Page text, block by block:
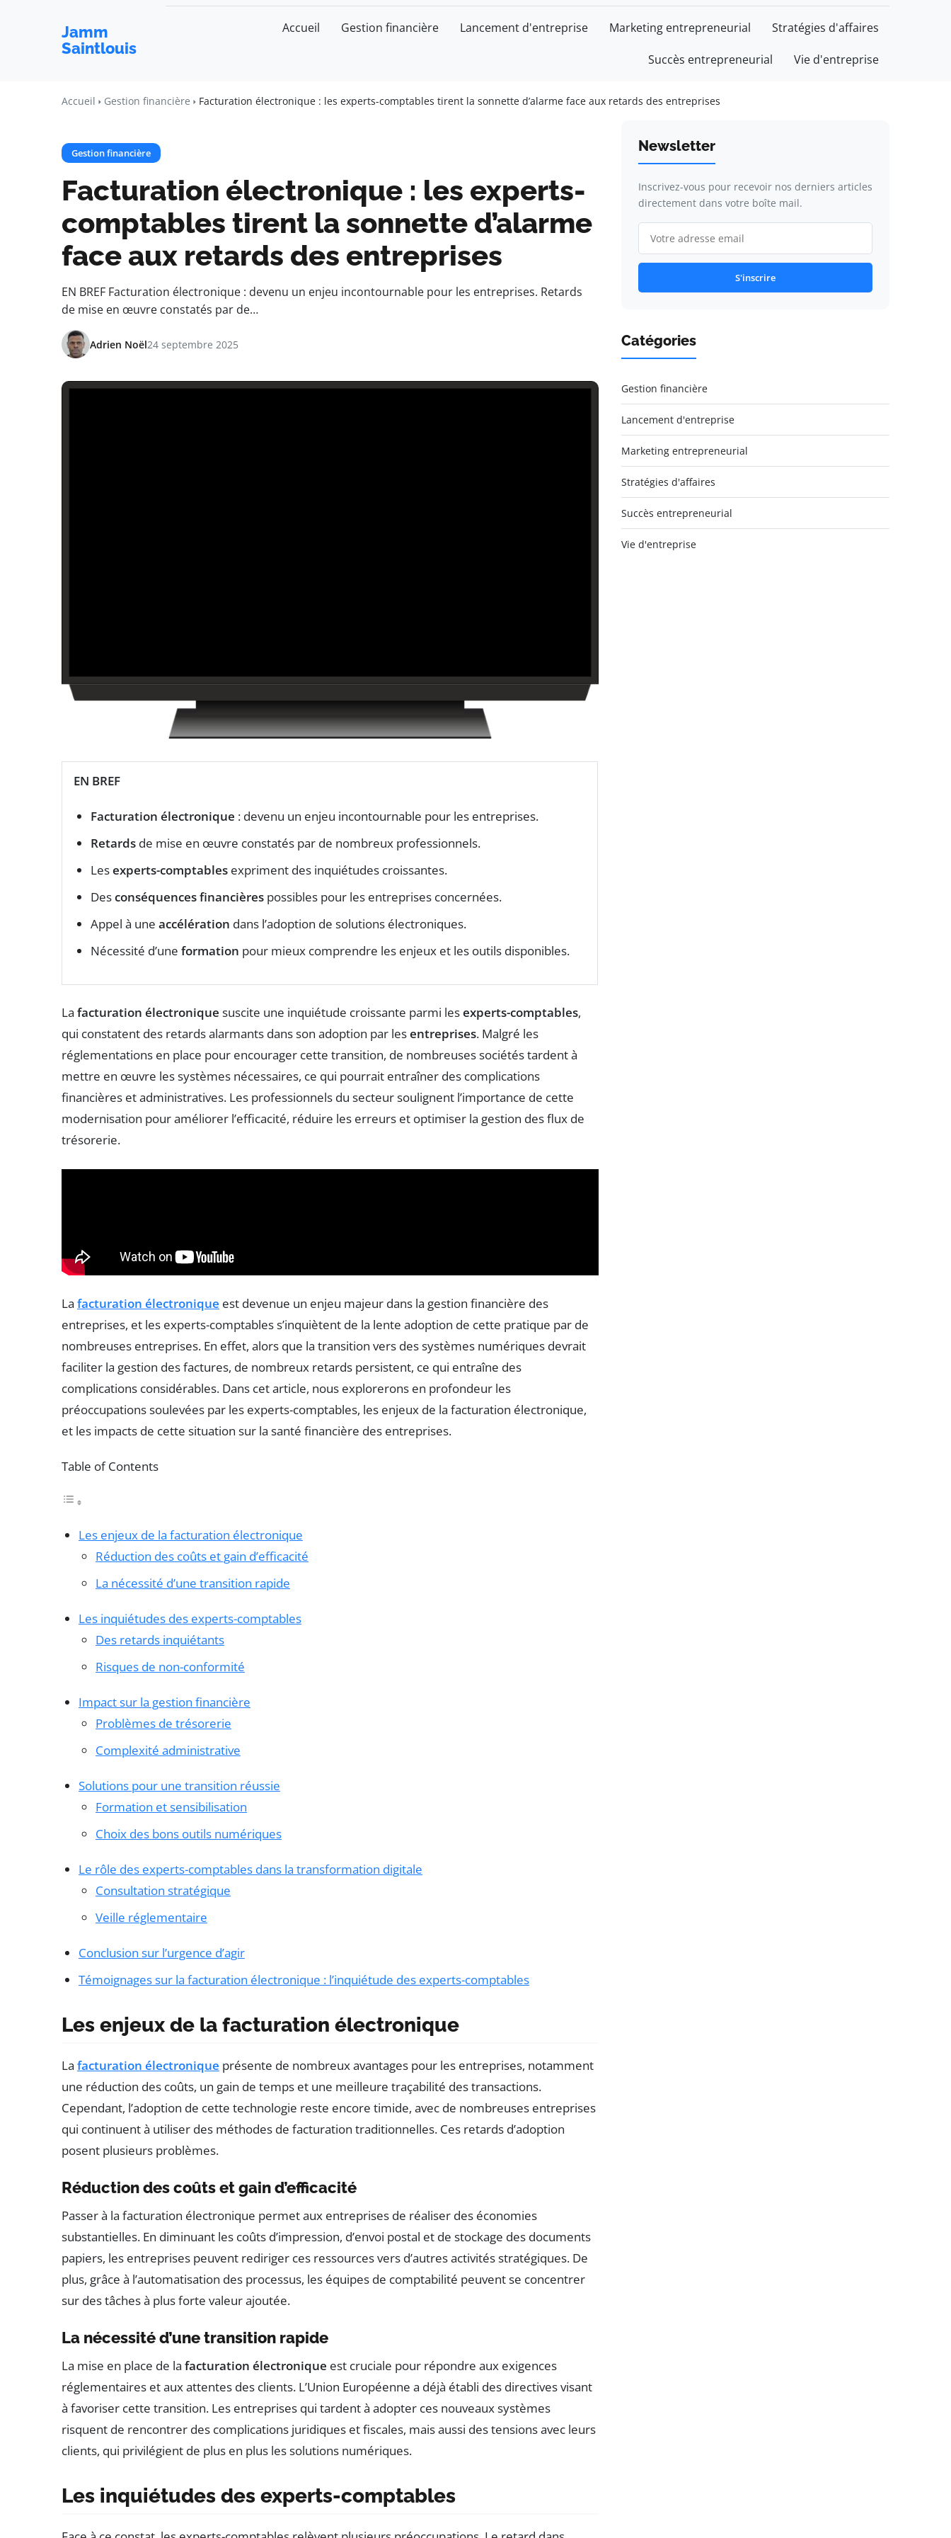
Jamm
Saintlouis
Accueil Gestion financière Lancement d'entreprise Marketing entrepreneurial Stratégies d'affaires
Succès entrepreneurial Vie d'entreprise
Accueil Gestion financière Facturation électronique : les experts-comptables tirent la sonnette d’alarme face aux retards des entreprises
Gestion financière
Facturation électronique : les experts-
comptables tirent la sonnette d’alarme
face aux retards des entreprises
EN BREF Facturation électronique : devenu un enjeu incontournable pour les entreprises. Retards
de mise en œuvre constatés par de…
Adrien Noël24 septembre 2025
EN BREF
Facturation électronique : devenu un enjeu incontournable pour les entreprises.
Retards de mise en œuvre constatés par de nombreux professionnels.
Lesexperts-comptables expriment des inquiétudes croissantes.
Desconséquences financières possibles pour les entreprises concernées.
Appel à une accélération dans l’adoption de solutions électroniques.
Nécessité d’une formation pour mieux comprendre les enjeux et les outils disponibles.
La facturation électronique suscite une inquiétude croissante parmi lesexperts-comptables,
qui constatent des retards alarmants dans son adoption par lesentreprises. Malgré les
réglementations en place pour encourager cette transition, de nombreuses sociétés tardent à
mettre en œuvre les systèmes nécessaires, ce qui pourrait entraîner des complications
financières et administratives. Les professionnels du secteur soulignent l’importance de cette
modernisation pour améliorer l’efficacité, réduire les erreurs et optimiser la gestion des flux de
trésorerie.
La facturation électronique est devenue un enjeu majeur dans la gestion financière des
entreprises, et les experts-comptables s’inquiètent de la lente adoption de cette pratique par de
nombreuses entreprises. En effet, alors que la transition vers des systèmes numériques devrait
faciliter la gestion des factures, de nombreux retards persistent, ce qui entraîne des
complications considérables. Dans cet article, nous explorerons en profondeur les
préoccupations soulevées par les experts-comptables, les enjeux de la facturation électronique,
et les impacts de cette situation sur la santé financière des entreprises.
Table of Contents
Les enjeux de la facturation électronique
Réduction des coûts et gain d’efficacité
La nécessité d’une transition rapide
Les inquiétudes des experts-comptables
Des retards inquiétants
Risques de non-conformité
Impact sur la gestion financière
Problèmes de trésorerie
Complexité administrative
Solutions pour une transition réussie
Formation et sensibilisation
Choix des bons outils numériques
Le rôle des experts-comptables dans la transformation digitale
Consultation stratégique
Veille réglementaire
Conclusion sur l’urgence d’agir
Témoignages sur la facturation électronique : l’inquiétude des experts-comptables
Les enjeux de la facturation électronique
La facturation électronique présente de nombreux avantages pour les entreprises, notamment
une réduction des coûts, un gain de temps et une meilleure traçabilité des transactions.
Cependant, l’adoption de cette technologie reste encore timide, avec de nombreuses entreprises
qui continuent à utiliser des méthodes de facturation traditionnelles. Ces retards d’adoption
posent plusieurs problèmes.
Réduction des coûts et gain d’efficacité
Passer à la facturation électronique permet aux entreprises de réaliser des économies
substantielles. En diminuant les coûts d’impression, d’envoi postal et de stockage des documents
papiers, les entreprises peuvent rediriger ces ressources vers d’autres activités stratégiques. De
plus, grâce à l’automatisation des processus, les équipes de comptabilité peuvent se concentrer
sur des tâches à plus forte valeur ajoutée.
La nécessité d’une transition rapide
La mise en place de la facturation électronique est cruciale pour répondre aux exigences
réglementaires et aux attentes des clients. L’Union Européenne a déjà établi des directives visant
à favoriser cette transition. Les entreprises qui tardent à adopter ces nouveaux systèmes
risquent de rencontrer des complications juridiques et fiscales, mais aussi des tensions avec leurs
clients, qui privilégient de plus en plus les solutions numériques.
Les inquiétudes des experts-comptables
Newsletter
Inscrivez-vous pour recevoir nos derniers articles
directement dans votre boîte mail.
S'inscrire
Catégories
Gestion financière
Lancement d'entreprise
Marketing entrepreneurial
Stratégies d'affaires
Succès entrepreneurial
Vie d'entreprise